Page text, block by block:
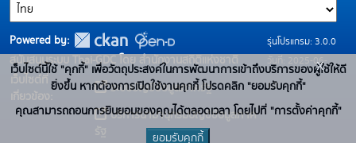
Powered by:
สนับสนุนระบบ Thai-GDC โดย สำนักงานสถิติแห่งชาติ
เว็บไซต์ที่
เกี่ยวข้อง:
ระบบบัญชีข้อมูลภาครัฐ
บริการนามานุกรมบัญชีข้อมูลภาค
รุ่นโปรแกรม: 3.0.0
วันที่: 2025-06-
10
เว็บไซต์นี้ใช้ "คุกกี้" เพื่อวัตถุประสงค์ในการพัฒนาการเข้าถึงบริการของผู้ใช้ให้ดี
ยิ่งขึ้น หากต้องการเปิดใช้งานคุกกี้ โปรดคลิก "ยอมรับคุกกี้"
คุณสามารถถอนการยินยอมของคุณได้ตลอดเวลา โดยไปที่ "การตั้งค่าคุกกี้"
ยอมรับคุกกี้
x